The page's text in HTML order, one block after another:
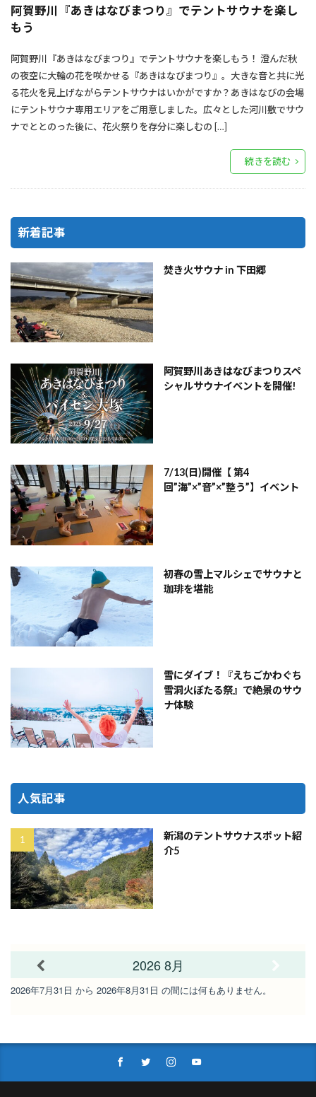
阿賀野川『あきはなびまつり』でテントサウナを楽し
もう
阿賀野川『あきはなびまつり』でテントサウナを楽しもう！ 澄んだ秋
の夜空に大輪の花を咲かせる『あきはなびまつり』。大きな音と共に光
る花火を見上げながらテントサウナはいかがですか？あきはなびの会場
にテントサウナ専用エリアをご用意しました。広々とした河川敷でサウ
ナでととのった後に、花火祭りを存分に楽しむの […]
続きを読む
新着記事
焚き火サウナ in 下田郷
阿賀野川あきはなびまつりスペ
シャルサウナイベントを開催!
7/13(日)開催【 第4
回”海”×”音”×”整う”】イベント
初春の雪上マルシェでサウナと
珈琲を堪能
雪にダイブ！『えちごかわぐち
雪洞火ぼたる祭』で絶景のサウ
ナ体験
人気記事
新潟のテントサウナスポット紹
介5
2026 8月
2026年7月31日 から 2026年8月31日 の間には何もありません。